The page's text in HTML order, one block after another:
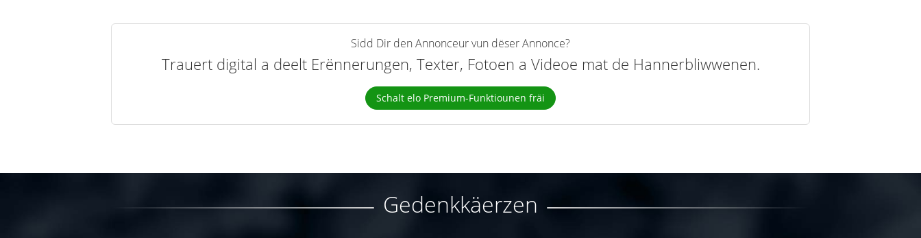
Sidd Dir den Annonceur vun dëser Annonce?
Trauert digital a deelt Erënnerungen, Texter, Fotoen a Videoe mat de Hannerbliwwenen.
Schalt elo Premium-Funktiounen fräi
Gedenkkäerzen